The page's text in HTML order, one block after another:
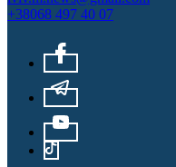
+38068 497 40 07